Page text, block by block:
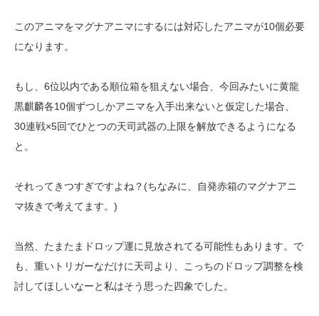
このアニマをマグナアニマにするには対応したアニマが10個必要
になります。
もし、6位以内である順位箱を狙えない場合、今回みたいに黄龍
黒麒麟各10個ずつしかアニマを入手出来ないと仮定した場合、
30連戦×5回でひとつの天司武器の上限を解放できるようになる
と。
それってきつすぎですよね？(ちなみに、自発赤箱のマグナアニ
マ抜きで考えてます。)
当然、たまたまドロップ運に見放されてる可能性もあります。で
も、重いトリガーなだけに天司より、こっちのドロップ調整を検
討してほしいなーと私はそう思った四象でした。